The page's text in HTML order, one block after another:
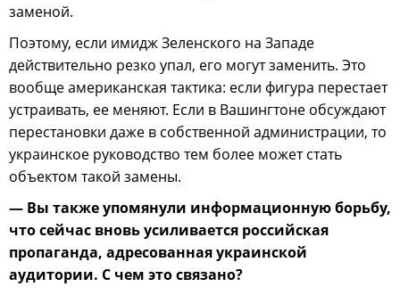
заменой.
Поэтому, если имидж Зеленского на Западе
действительно резко упал, его могут заменить. Это
вообще американская тактика: если фигура перестает
устраивать, ее меняют. Если в Вашингтоне обсуждают
перестановки даже в собственной администрации, то
украинское руководство тем более может стать
объектом такой замены.
— Вы также упомянули информационную борьбу,
что сейчас вновь усиливается российская
пропаганда, адресованная украинской
аудитории. С чем это связано?